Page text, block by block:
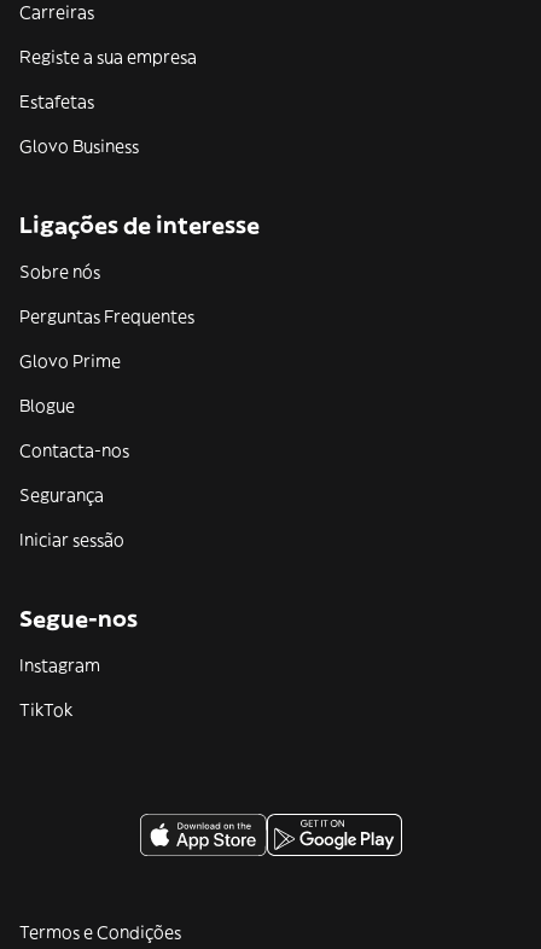
Carreiras
Registe a sua empresa
Estafetas
Glovo Business
Ligações de interesse
Sobre nós
Perguntas Frequentes
Glovo Prime
Blogue
Contacta-nos
Segurança
Iniciar sessão
Segue-nos
Instagram
TikTok
Termos e Condições